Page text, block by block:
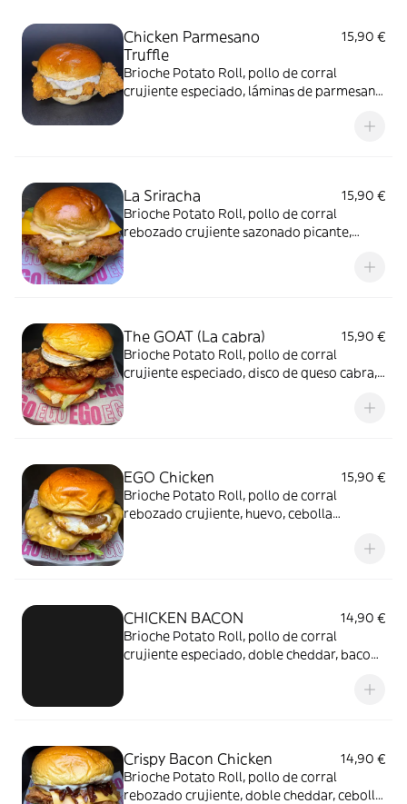
Chicken Parmesano
Truffle
15,90 €
Brioche Potato Roll, pollo de corral
crujiente especiado, láminas de parmesano
La Sriracha
15,90 €
Brioche Potato Roll, pollo de corral
rebozado crujiente sazonado picante,
The GOAT (La cabra)
15,90 €
Brioche Potato Roll, pollo de corral
crujiente especiado, disco de queso cabra,
EGO Chicken
15,90 €
Brioche Potato Roll, pollo de corral
rebozado crujiente, huevo, cebolla
CHICKEN BACON
14,90 €
Brioche Potato Roll, pollo de corral
crujiente especiado, doble cheddar, bacon
Crispy Bacon Chicken
14,90 €
Brioche Potato Roll, pollo de corral
rebozado crujiente, doble cheddar, cebolla